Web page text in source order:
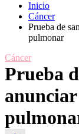
Inicio
Cáncer
Prueba de
pulmonar
Cáncer
Prueba
anunciar